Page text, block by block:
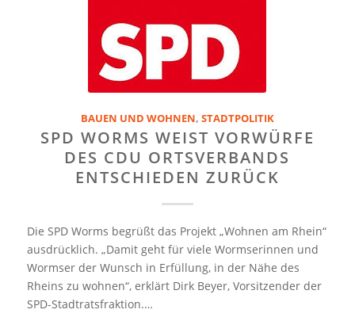
BAUEN UND WOHNEN, STADTPOLITIK
SPD WORMS WEIST VORWÜRFE
DES CDU ORTSVERBANDS
ENTSCHIEDEN ZURÜCK
Die SPD Worms begrüßt das Projekt „Wohnen am Rhein“
ausdrücklich. „Damit geht für viele Wormserinnen und
Wormser der Wunsch in Erfüllung, in der Nähe des
Rheins zu wohnen“, erklärt Dirk Beyer, Vorsitzender der
SPD-Stadtratsfraktion.…